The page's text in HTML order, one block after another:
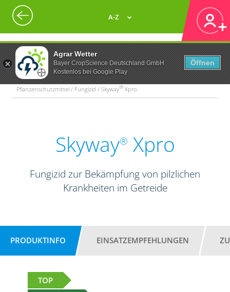
Agrar Wetter
Bayer CropScience Deutschland GmbH
Kostenlos bei Google Play
Öffnen
A-Z
Pflanzenschutzmittel / Fungizid / Skyway® Xpro
Skyway® Xpro
Fungizid zur Bekämpfung von pilzlichen
Krankheiten im Getreide
PRODUKTINFO EINSATZEMPFEHLUNGEN
TOP